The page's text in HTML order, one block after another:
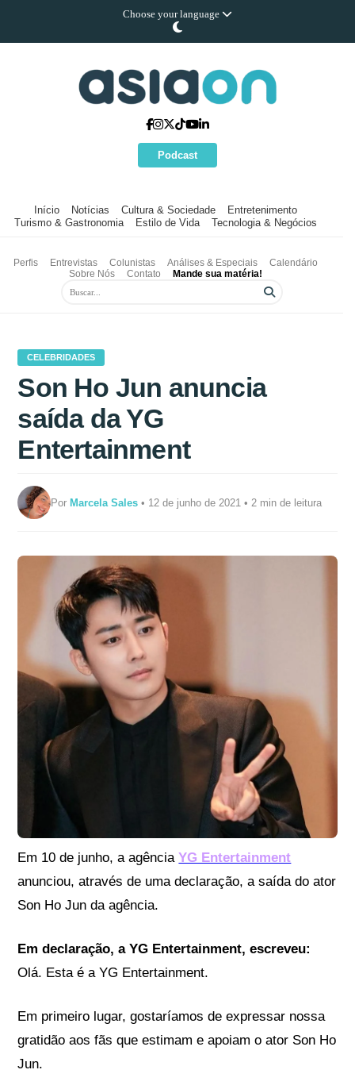
Choose your language
Podcast
Início Notícias Cultura & Sociedade
Entretenimento
Turismo & Gastronomia
Estilo de Vida Tecnologia & Negócios
Perfis Entrevistas Colunistas Análises & Especiais
Calendário
Sobre Nós
Contato Mande sua matéria!
CELEBRIDADES
Son Ho Jun anuncia
saída da YG
Entertainment
PorMarcela Sales • 12 de junho de 2021 • 2 min de leitura
Em 10 de junho, a agênciaYG Entertainment
anunciou, através de uma declaração, a saída do ator
Son Ho Jun da agência.
Em declaração, a YG Entertainment, escreveu:
Olá. Esta é a YG Entertainment.
Em primeiro lugar, gostaríamos de expressar nossa
gratidão aos fãs que estimam e apoiam o ator Son Ho
Jun.